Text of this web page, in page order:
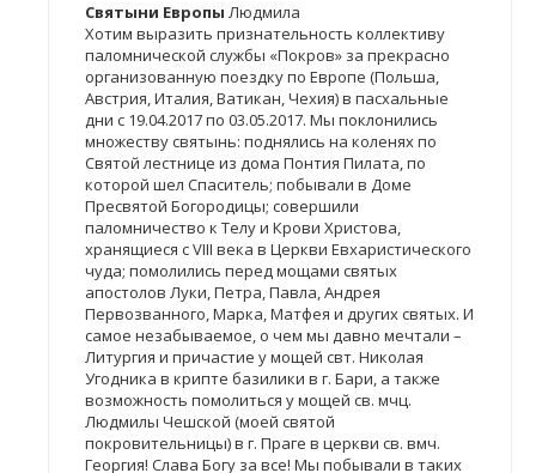
Святыни Европы Людмила
Хотим выразить признательность коллективу
паломнической службы «Покров» за прекрасно
организованную поездку по Европе (Польша,
Австрия, Италия, Ватикан, Чехия) в пасхальные
дни с 19.04.2017 по 03.05.2017. Мы поклонились
множеству святынь: поднялись на коленях по
Святой лестнице из дома Понтия Пилата, по
которой шел Спаситель; побывали в Доме
Пресвятой Богородицы; совершили
паломничество к Телу и Крови Христова,
хранящиеся с VIII века в Церкви Евхаристического
чуда; помолились перед мощами святых
апостолов Луки, Петра, Павла, Андрея
Первозванного, Марка, Матфея и других святых. И
самое незабываемое, о чем мы давно мечтали –
Литургия и причастие у мощей свт. Николая
Угодника в крипте базилики в г. Бари, а также
возможность помолиться у мощей св. мчц.
Людмилы Чешской (моей святой
покровительницы) в г. Праге в церкви св. вмч.
Георгия! Слава Богу за все! Мы побывали в таких